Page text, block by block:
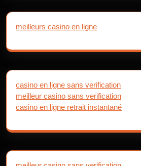
meilleurs casino en ligne
casino en ligne sans verification
meilleur casino sans verification
casino en ligne retrait instantané